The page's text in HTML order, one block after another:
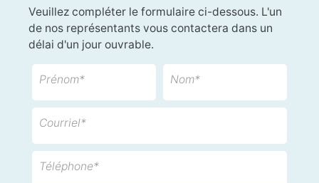
Veuillez compléter le formulaire ci-dessous. L'un
de nos représentants vous contactera dans un
délai d'un jour ouvrable.
Prénom* Nom*
Courriel*
Téléphone*